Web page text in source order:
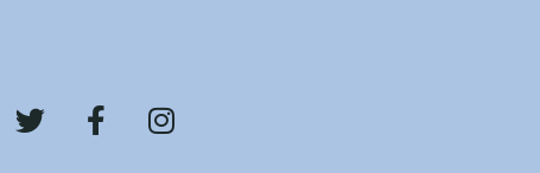
T
w
F
a
I
n